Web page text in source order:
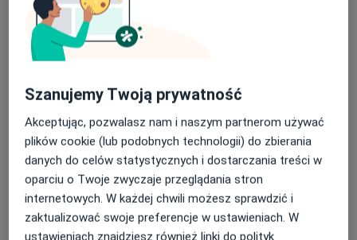
Al. Roździeńskiego 88a,
Dostępność
Pokaż kalendarz
Metody płatności (wizyty prywatne)
Przelew na konto
Płatność ratalna
Gotówka
Szanujemy Twoją prywatność
Akceptując, pozwalasz nam i naszym partnerom używać
plików cookie (lub podobnych technologii) do zbierania
danych do celów statystycznych i dostarczania treści w
oparciu o Twoje zwyczaje przeglądania stron
internetowych. W każdej chwili możesz sprawdzić i
zaktualizować swoje preferencje w ustawieniach. W
ustawieniach znajdziesz również linki do polityk